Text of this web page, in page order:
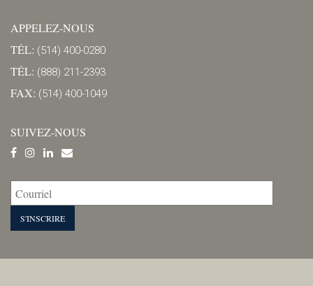
APPELEZ-NOUS
TÉL: (514) 400-0280
TÉL: (888) 211-2393
FAX: (514) 400-1049
SUIVEZ-NOUS